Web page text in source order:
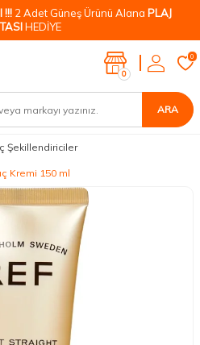
!!! 2 Adet Güneş Ürünü Alana PLAJ
HEDİYE
ARA
0
0
Şekillendiriciler
Kremi 150 ml